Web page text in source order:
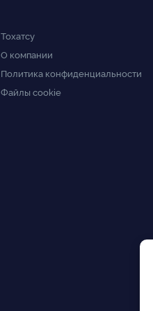
Тохатсу
О компании
Политика конфиденциальности
Файлы cookie